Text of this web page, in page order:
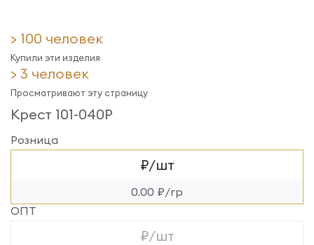
> 100 человек
Купили эти изделия
> 3 человек
Просматривают эту страницу
Крест 101-040Р
Розница
₽/шт
0.00 ₽/гр
ОПТ
₽/шт